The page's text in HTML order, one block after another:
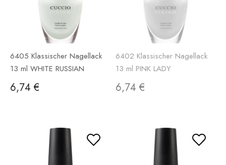
6405 Klassischer Nagellack
13 ml WHITE RUSSIAN
6,74 €
6402 Klassischer Nagellack
13 ml PINK LADY
6,74 €